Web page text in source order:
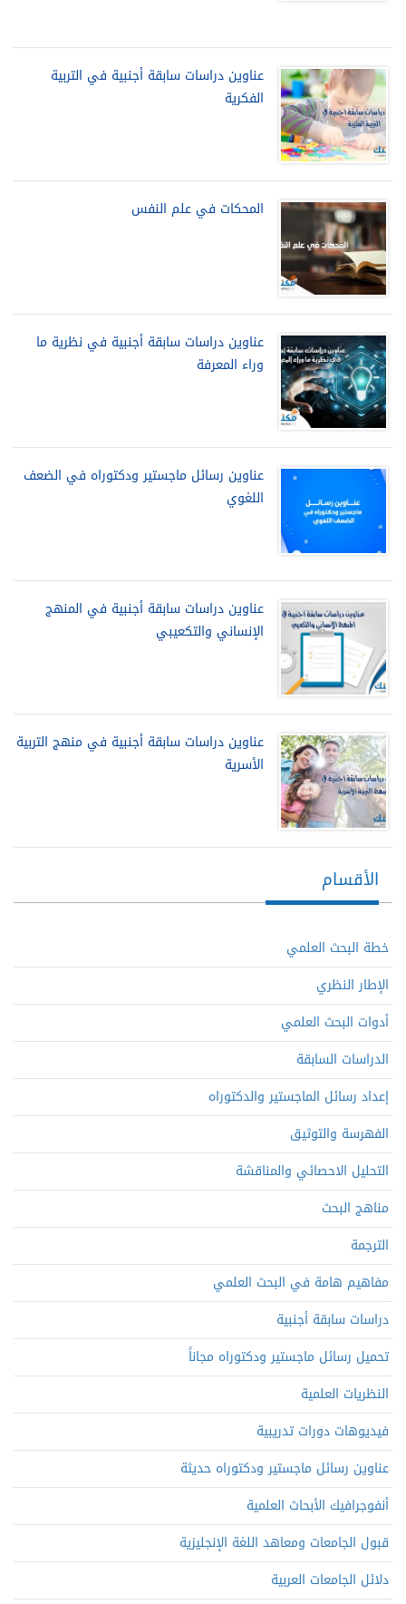
عناوين دراسات سابقة أجنبية في التربية
الفكرية
المحكات في علم النفس
عناوين دراسات سابقة أجنبية في نظرية ما
وراء المعرفة
عناوين رسائل ماجستير ودكتوراه في الضعف
اللغوي
عناوين دراسات سابقة أجنبية في المنهج
الإنساني والتكعيبي
عناوين دراسات سابقة أجنبية في منهج التربية
الأسرية
الأقسام
خطة البحث العلمي
الإطار النظري
أدوات البحث العلمي
الدراسات السابقة
إعداد رسائل الماجستير والدكتوراه
الفهرسة والتوثيق
التحليل الاحصائي والمناقشة
مناهج البحث
الترجمة
مفاهيم هامة في البحث العلمي
دراسات سابقة أجنبية
تحميل رسائل ماجستير ودكتوراه مجاناً
النظريات العلمية
فيديوهات دورات تدريبية
عناوين رسائل ماجستير ودكتوراه حديثة
أنفوجرافيك الأبحاث العلمية
قبول الجامعات ومعاهد اللغة الإنجليزية
دلائل الجامعات العربية